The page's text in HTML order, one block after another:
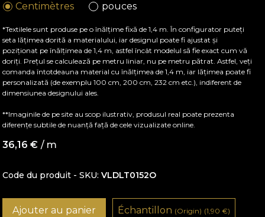
Centimètres pouces
*Textilele sunt produse pe o înălțime fixă de 1,4 m. În configurator puteți
seta lățimea dorită a materialului, iar designul poate fi ajustat și
poziționat pe înălțimea de 1,4 m, astfel încât modelul să fie exact cum vă
doriți. Prețul se calculează pe metru liniar, nu pe metru pătrat. Astfel, veți
comanda întotdeauna material cu înălțimea de 1,4 m, iar lățimea poate fi
personalizată (de exemplu 100 cm, 200 cm, 232 cm etc.), indiferent de
dimensiunea designului ales.
**Imaginile de pe site au scop ilustrativ, produsul real poate prezenta
diferențe subtile de nuanță față de cele vizualizate online.
36,16€ / m
Code du produit - SKU VLDLT0152O
Ajouter au panier Échantillon (Origin) (1,90€)